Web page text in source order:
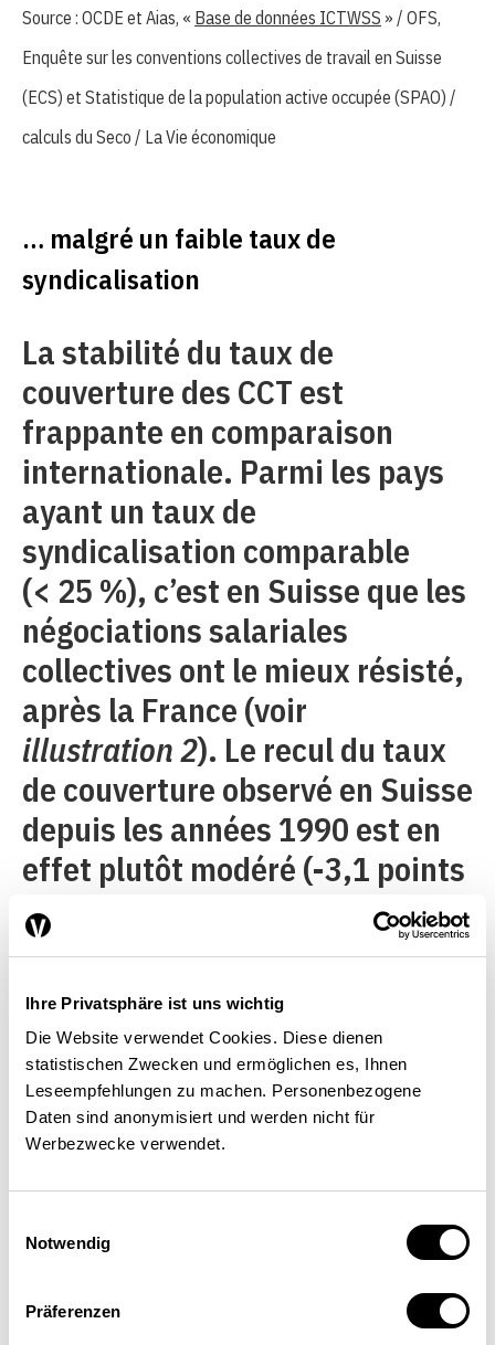
Ihre Privatsphäre ist uns wichtig
Die Website verwendet Cookies. Diese dienen
statistischen Zwecken und ermöglichen es, Ihnen
Leseempfehlungen zu machen. Personenbezogene
Daten sind anonymisiert und werden nicht für
Werbezwecke verwendet.
Notwendig
Präferenzen
Source : OCDE et Aias, « Base de données ICTWSS » / OFS,
Enquête sur les conventions collectives de travail en Suisse
(ECS) et Statistique de la population active occupée (SPAO) /
calculs du Seco / La Vie économique
… malgré un faible taux de
syndicalisation
La stabilité du taux de
couverture des CCT est
frappante en comparaison
internationale. Parmi les pays
ayant un taux de
syndicalisation comparable
(< 25 %), c’est en Suisse que les
négociations salariales
collectives ont le mieux résisté,
après la France (voir
illustration 2). Le recul du taux
de couverture observé en Suisse
depuis les années 1990 est en
effet plutôt modéré (-3,1 points
de pourcentage)
malgré un
taux de syndicalisation
comparativement faible et en
baisse. D’après l’OCDE, 15 %
environ de la population active
occupée en Suisse sont
syndiqués. En Allemagne, par
exemple, le taux de couverture
des CCT a diminué de 25 points
de pourcentage tandis que le
taux de syndicalisation n’a